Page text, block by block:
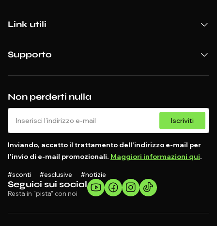
Seguici sui social
Resta in "pista" con noi
Non perderti nulla
Iscriviti
Inviando, accetto il trattamento dell'indirizzo e-mail per
l'invio di e-mail promozionali. Maggiori informazioni qui.
#sconti #esclusive #notizie
Link utili
Supporto